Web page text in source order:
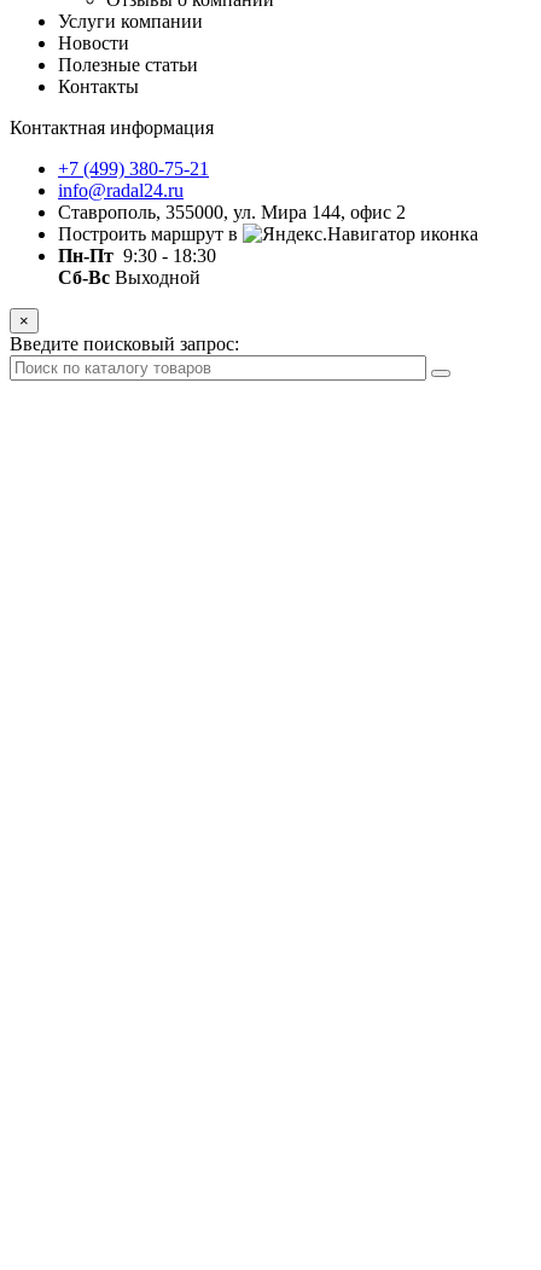
Услуги компании
Новости
Полезные статьи
Контакты
Контактная информация
+7 (499) 380-75-21
info@radal24.ru
Ставрополь, 355000, ул. Мира 144, офис 2
Построить маршрут в
Пн-Пт 9:30 - 18:30
Сб-Вс Выходной
×
Введите поисковый запрос: